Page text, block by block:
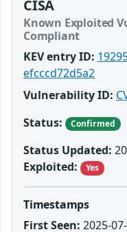
CISA
Known Exploited
Compliant
KEV entry ID:
efcccd72d5a2
Vulnerability ID:
Status:
Confirmed
Status Updated:
Exploited:
Yes
Timestamps
First Seen: 2025-